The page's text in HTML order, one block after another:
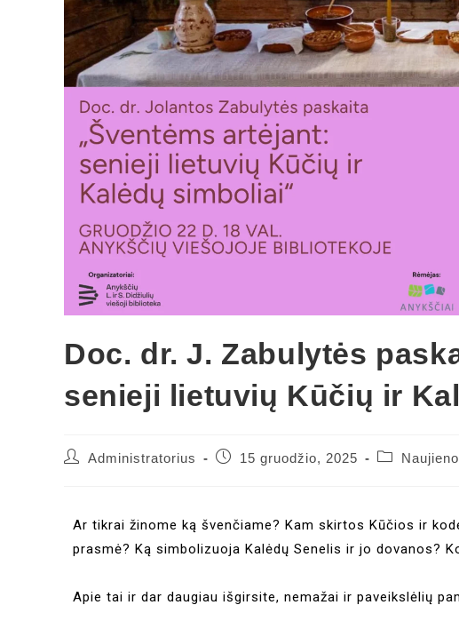
Doc. dr. J. Zabulytės
senieji lietuvių Kūčių ir
Administratorius 15 gruodžio, 2025
Ar tikrai žinome ką švenčiame? Kam skirtos Kūčios ir
prasmė? Ką simbolizuoja Kalėdų Senelis ir jo dovanos?
Apie tai ir dar daugiau išgirsite, nemažai ir paveikslėlių